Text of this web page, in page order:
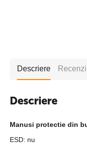
Descriere
Descriere
Manusi protectie din
ESD: nu